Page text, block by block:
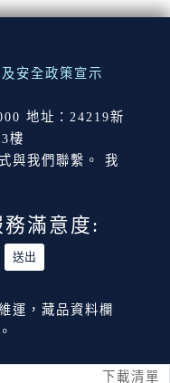
下載清單
安全政策宣示
地址：24219新
樓
與我們聯繫。 我
滿意度:
運，藏品資料欄